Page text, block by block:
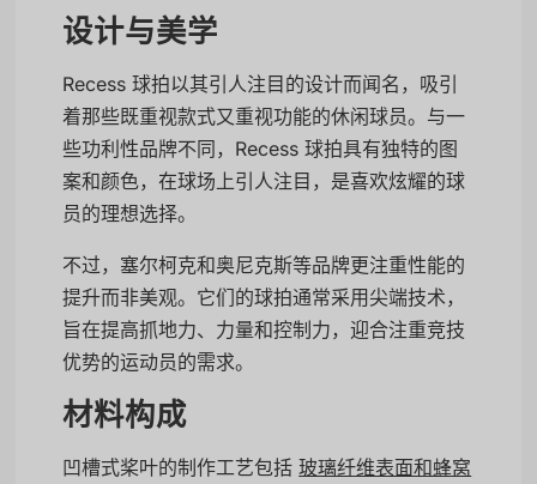
设计与美学
Recess 球拍以其引人注目的设计而闻名，吸引
着那些既重视款式又重视功能的休闲球员。与一
些功利性品牌不同，Recess 球拍具有独特的图
案和颜色，在球场上引人注目，是喜欢炫耀的球
员的理想选择。
不过，塞尔柯克和奥尼克斯等品牌更注重性能的
提升而非美观。它们的球拍通常采用尖端技术，
旨在提高抓地力、力量和控制力，迎合注重竞技
优势的运动员的需求。
材料构成
凹槽式桨叶的制作工艺包括玻璃纤维表面和蜂窝